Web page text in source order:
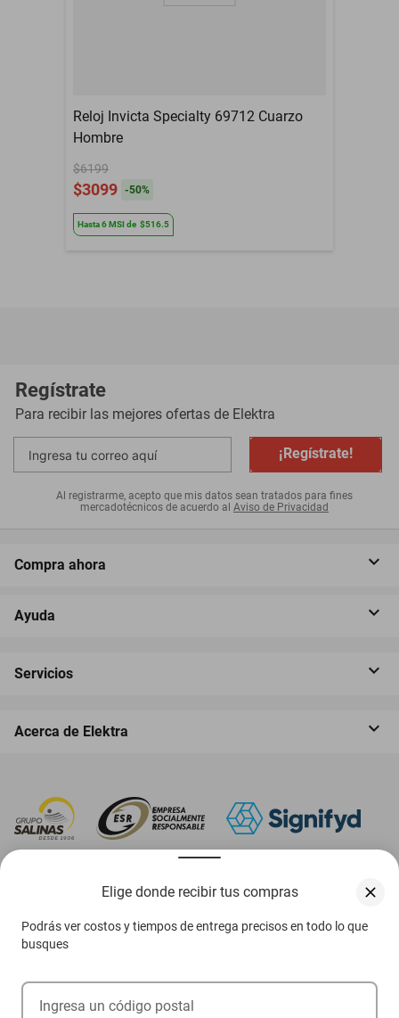
Elige donde recibir tus compras
Podrás ver costos y tiempos de entrega precisos en todo lo que
busques
Ingresa un código postal
Reloj Invicta Specialty 69712 Cuarzo
Hombre
$6199
$3099 -50%
Hasta6MSIde $516.5
Regístrate
Para recibir las mejores ofertas de Elektra
¡Regístrate!
Al registrarme, acepto que mis datos sean tratados para fines
mercadotécnicos de acuerdo al Aviso de Privacidad
Compra ahora
Ayuda
Servicios
Acerca de Elektra
Ejerce tus derechos ARCO